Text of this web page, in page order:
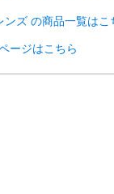
ズ の商品一覧はこ
ージはこちら